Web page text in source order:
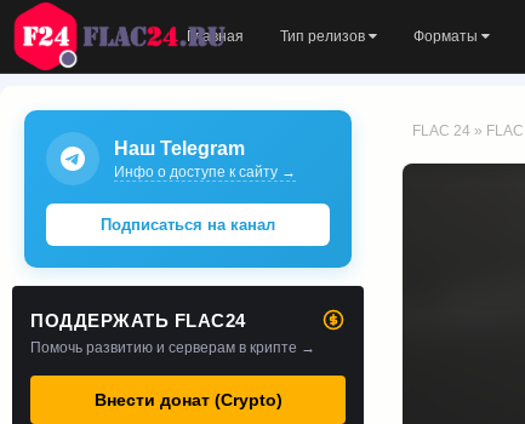
Главная Тип релизов Форматы
FLAC 24 » FLAC
Наш Telegram
Инфо о доступе к сайту →
Подписаться на канал
ПОДДЕРЖАТЬ FLAC24
Помочь развитию и серверам в крипте →
Внести донат (Crypto)